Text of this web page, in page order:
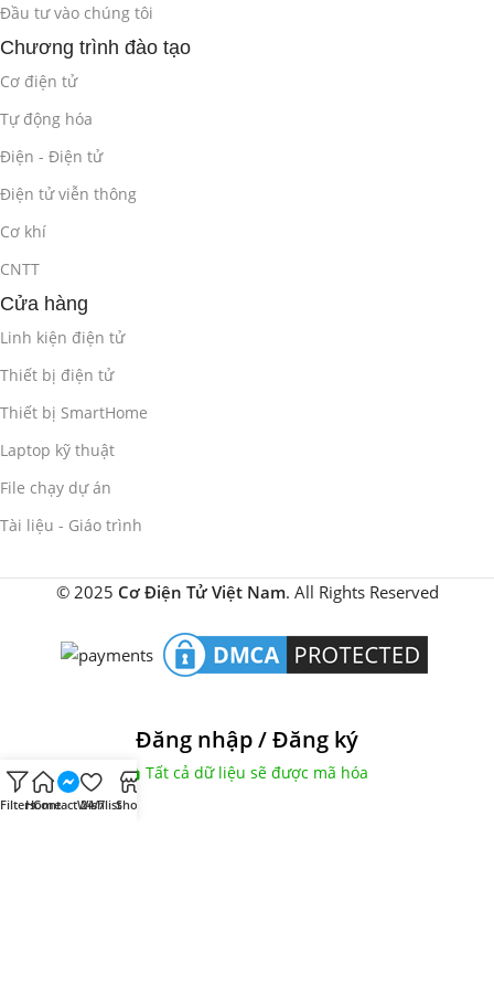
Đầu tư vào chúng tôi
Chương trình đào tạo
Cơ điện tử
Tự động hóa
Điện - Điện tử
Điện tử viễn thông
Cơ khí
CNTT
Cửa hàng
Linh kiện điện tử
Thiết bị điện tử
Thiết bị SmartHome
Laptop kỹ thuật
File chạy dự án
Tài liệu - Giáo trình
© 2025 Cơ Điện Tử Việt Nam. All Rights Reserved
FiltersHome
Contact 24/7
WishlistShop
Đăng nhập / Đăng ký
Tất cả dữ liệu sẽ được mã hóa